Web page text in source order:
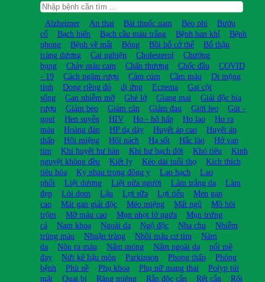
Alzheimer An thai Bài thuốc nam Béo phì
Bướu
cổ
Bạch biến Bạch cầu máu trắng Bệnh ban khỉ
Bệnh
phong
Bệnh về mắt Bỏng Bồi bổ cở thể
Bổ thận
tráng dương
Cai nghiện Cholesterol
Chướng
bụng
Chảy máu cam Chấn thương Chốc đầu
COVID
- 19
Cách ngâm rượu Cảm cúm Cầm máu
Di mộng
tinh
Dong riềng đỏ dị ứng Eczema
Gai cột
sống
Gan nhiễm mỡ Ghẻ lở Giang mai
Giải độc bia
rượu
Giảm béo Giảm cân Giảm đau Giời leo
Gút -
gout
Hen suyễn HIV Ho - hô hấp Ho lao
Ho ra
máu
Hoàng đản HP dạ dày Huyết áp cao
Huyết áp
thấp
Hôi miệng Hôi nách Hạ sốt Hắc lào
Hở van
tim
Khí huyết hư hàn Khí hư bạch đới Khó tiêu
Kinh
nguyệt không đều
Kiết lỵ Kéo dài tuổi thọ
Kích thích
tiêu hóa
Kỵ nhau trong đông y Lao hạch
Lao
phổi
Liệt dương Liệt nửa người Làm trắng da
Làm
đẹp
Lòi dom Lậu Lợi sữa Lợi tiểu
Men gan
cao
Mát gan giải độc Méo miệng Mất ngủ
Mồ hôi
trộm
Mỡ máu cao Mụn nhọt lở ngứa
Mụn trứng
cá
Nam khoa Ngoài da Ngộ độc Nha chu
Nhiễm
trùng máu
Nhuận tràng Nhồi máu cơ tim
Nám
da
Nôn ra máu Nấm móng Nấm ngoài da
nổi mề
đay
Nứt kẽ hậu môn Parkinson Phong thấp
Phòng
bệnh
Phù nề Phụ khoa Phụ nữ mang thai
Polyp túi
mật
Quai bị Răng miệng Rắn độc cắn Rết cắn
Rối